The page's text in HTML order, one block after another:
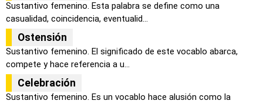
Sustantivo femenino. Esta palabra se define como una
casualidad, coincidencia, eventualid...
Ostensión
Sustantivo femenino. El significado de este vocablo abarca,
compete y hace referencia a u...
Celebración
Sustantivo femenino. Es un vocablo hace alusión como la